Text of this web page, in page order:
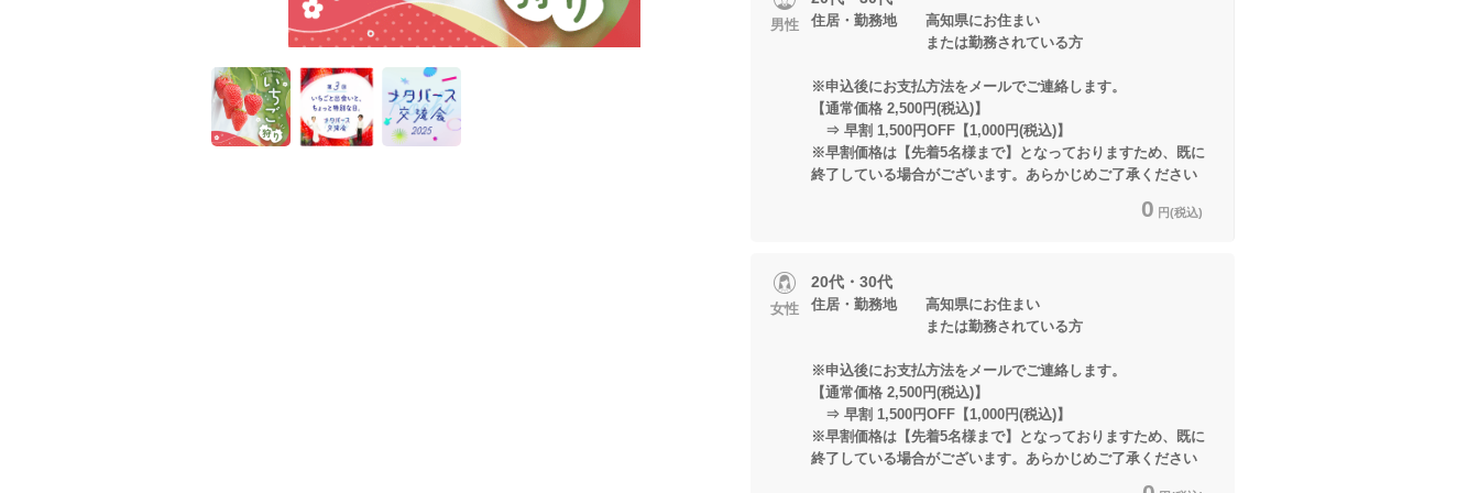
男性
住居・勤務地 高知県にお住まい
または勤務されている方
※申込後にお支払方法をメールでご連絡します。
【通常価格 2,500円(税込)】
⇒ 早割 1,500円OFF【1,000円(税込)】
※早割価格は【先着5名様まで】となっておりますため、既に
終了している場合がございます。あらかじめご了承ください
0 円(税込)
女性
20代・30代
住居・勤務地 高知県にお住まい
または勤務されている方
※申込後にお支払方法をメールでご連絡します。
【通常価格 2,500円(税込)】
⇒ 早割 1,500円OFF【1,000円(税込)】
※早割価格は【先着5名様まで】となっておりますため、既に
終了している場合がございます。あらかじめご了承ください